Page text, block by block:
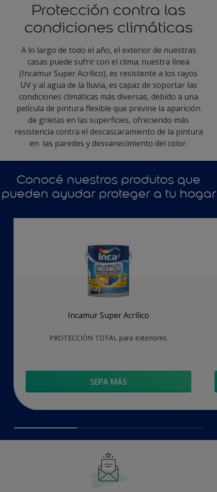
Protección contra las
condiciones climáticas
A lo largo de todo el año, el exterior de nuestras
casas puede sufrir con el clima; nuestra línea
(Incamur Super Acrílico), es resistente a los rayos
UV y al agua de la lluvia, es capaz de soportar las
condiciones climáticas más diversas, debido a una
película de pintura flexible que previne la aparición
de grietas en las superficies, ofreciendo más
resistencia contra el descascaramiento de la pintura
en las paredes y desvanecimiento del color.
Conocé nuestros produtos que
pueden ayudar proteger a tu hogar
Incamur Super Acrílico
PROTECCIÓN TOTAL para exteriores.
SEPA MÁS